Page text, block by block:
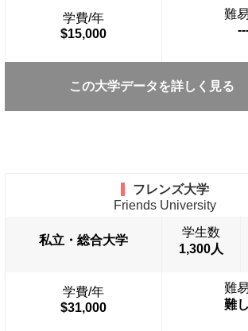
学費/年
$15,000
難
この大学データを詳しく見る
フレンズ大学
Friends University
私立・総合大学
学生数
1,300人
学費/年
$31,000
難
難